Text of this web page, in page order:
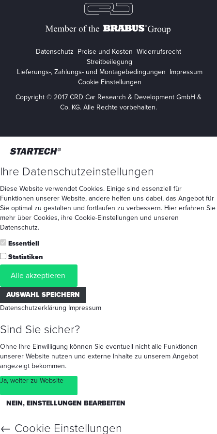
Datenschutz Preise und Kosten Widerrufsrecht
Streitbeilegung
Lieferungs-, Zahlungs- und Montagebedingungen Impressum
Cookie Einstellungen
Copyright © 2017 CRD Car Research & Development GmbH &
Co. KG. Alle Rechte vorbehalten.
Ihre Datenschutzeinstellungen
Diese Website verwendet Cookies. Einige sind essenziell für
Funktionen unserer Website, andere helfen uns dabei, das Angebot für
Sie optimal zu gestalten und fortlaufen zu verbessern. Hier erfahren Sie
mehr über Cookies, ihre Cookie-Einstellungen und unseren
Datenschutz.
Essentiell
Statistiken
Alle akzeptieren
AUSWAHL SPEICHERN
Datenschutzerklärung Impressum
Sind Sie sicher?
Ohne Ihre Einwilligung können Sie eventuell nicht alle Funktionen
unserer Website nutzen und externe Inhalte zu unserem Angebot
angezeigt bekommen.
Ja, weiter zu Website
NEIN, EINSTELLUNGEN BEARBEITEN
← Cookie Einstellungen